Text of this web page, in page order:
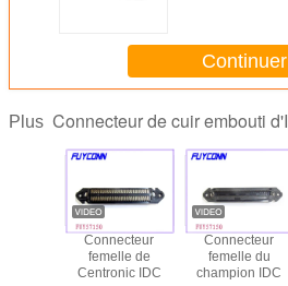
Continuer
Plus Connecteur de cuir embouti
Connecteur
femelle de
Centronic IDC
Connecteur
femelle du
champion IDC